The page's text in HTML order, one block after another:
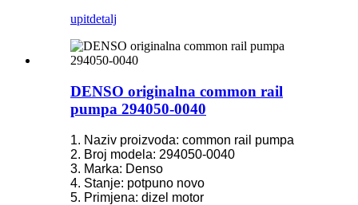
upitdetalj
DENSO originalna common rail
pumpa 294050-0040
1. Naziv proizvoda: common rail pumpa
2. Broj modela: 294050-0040
3. Marka: Denso
4. Stanje: potpuno novo
5. Primjena: dizel motor